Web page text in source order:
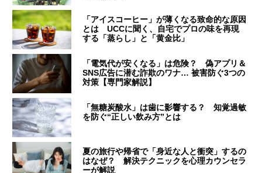
「アイスコーヒー」が薄くなる致命的な原因
とは UCCに聞く、自宅でプロの味を再現
する「蒸らし」と「黄金比」
「電気代が安くなる」は危険？ 偽アプリ＆
SNS広告に潜む詐欺のワナ… 被害防ぐ3つの
対策【専門家解説】
「無糖炭酸水」は歯に影響する？ 知覚過敏
を防ぐ“正しい飲み方”とは
夏の旅行や帰省で「身近な人と衝突」するの
はなぜ？ 解決テクニックを心理カウンセラ
ーが解説